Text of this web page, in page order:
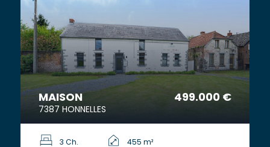
MAISON 499.000 €
7387 HONNELLES
3 Ch. 455 m²